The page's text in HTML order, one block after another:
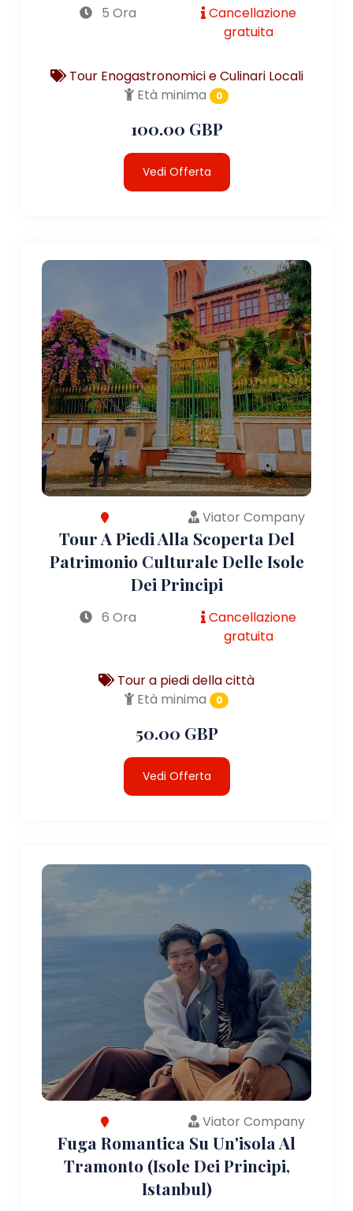
5 Ora
Cancellazione
gratuita
Tour Enogastronomici e Culinari Locali
Età minima
0
100.00 GBP
Vedi Offerta
Viator Company
Tour A Piedi Alla Scoperta Del
Patrimonio Culturale Delle Isole
Dei Principi
6 Ora
Cancellazione
gratuita
Tour a piedi della città
Età minima
0
50.00 GBP
Vedi Offerta
Viator Company
Fuga Romantica Su Un'isola Al
Tramonto (Isole Dei Principi,
Istanbul)